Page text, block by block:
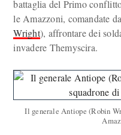
battaglia del Primo
le Amazzoni, comandate
Wright), affrontare dei
invadere Themyscira.
Il generale Antiope (Robin